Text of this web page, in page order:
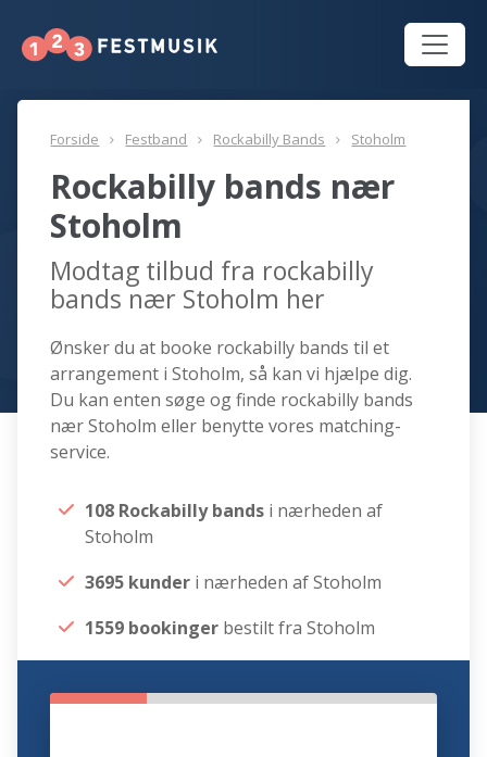
Forside Festband Rockabilly Bands Stoholm
Rockabilly bands nær
Stoholm
Modtag tilbud fra rockabilly
bands nær Stoholm her
Ønsker du at booke rockabilly bands til et
arrangement i Stoholm, så kan vi hjælpe dig.
Du kan enten søge og finde rockabilly bands
nær Stoholm eller benytte vores matching-
service.
108 Rockabilly bands i nærheden af
Stoholm
3695 kunder i nærheden af Stoholm
1559 bookinger bestilt fra Stoholm